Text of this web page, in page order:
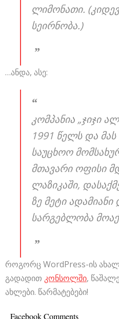
ლიმონათი. (კიდევ
სეირნობა.)
…ანდა, ასე:
კომპანია „ჯიჯი
1991 წელს და
საუცხოო
მთავარი ოფისი
ლაზიკაში,
ზე მეტი
სარგებლობა
როგორც WordPress-ის
გადადით კონსოლში,
ახლები. წარმატებები!
Facebook Comments